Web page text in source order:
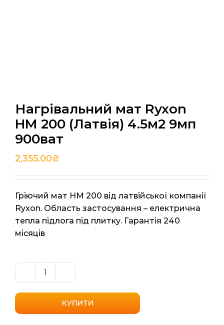
Нагрівальний мат Ryxon
HM 200 (Латвія) 4.5м2 9мп
900ват
2,355.00₴
Гріючий мат HM 200 від латвійської компанії
Ryxon. Область застосування – електрична
тепла підлога під плитку. Гарантія 240
місяців
Нагрівальний
мат
Ryxon
HM
КУПИТИ